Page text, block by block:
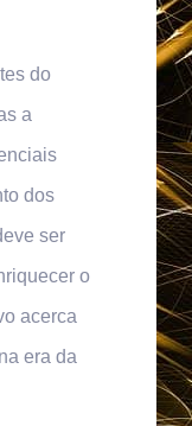
do
a
dos
ser
o
acerca
era da